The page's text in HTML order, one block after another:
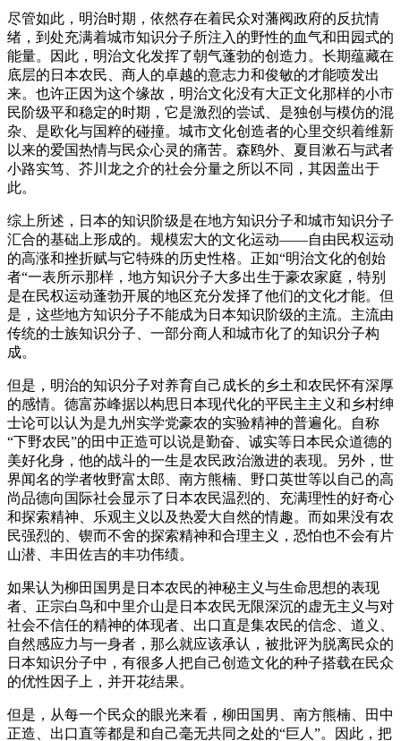
尽管如此，明治时期，依然存在着民众对藩阀政府的反抗情
绪，到处充满着城市知识分子所注入的野性的血气和田园式的
能量。因此，明治文化发挥了朝气蓬勃的创造力。长期蕴藏在
底层的日本农民、商人的卓越的意志力和俊敏的才能喷发出
来。也许正因为这个缘故，明治文化没有大正文化那样的小市
民阶级平和稳定的时期，它是激烈的尝试、是独创与模仿的混
杂、是欧化与国粹的碰撞。城市文化创造者的心里交织着维新
以来的爱国热情与民众心灵的痛苦。森鸥外、夏目漱石与武者
小路实笃、芥川龙之介的社会分量之所以不同，其因盖出于
此。
综上所述，日本的知识阶级是在地方知识分子和城市知识分子
汇合的基础上形成的。规模宏大的文化运动——自由民权运动
的高涨和挫折赋与它特殊的历史性格。正如“明治文化的创始
者“一表所示那样，地方知识分子大多出生于豪农家庭，特别
是在民权运动蓬勃开展的地区充分发择了他们的文化才能。但
是，这些地方知识分子不能成为日本知识阶级的主流。主流由
传统的士族知识分子、一部分商人和城市化了的知识分子构
成。
但是，明治的知识分子对养育自己成长的乡土和农民怀有深厚
的感情。德富苏峰据以构思日本现代化的平民主主义和乡村绅
士论可以认为是九州实学党豪农的实验精神的普遍化。自称
“下野农民”的田中正造可以说是勤奋、诚实等日本民众道德的
美好化身，他的战斗的一生是农民政治激进的表现。另外，世
界闻名的学者牧野富太郎、南方熊楠、野口英世等以自己的高
尚品德向国际社会显示了日本农民温烈的、充满理性的好奇心
和探索精神、乐观主义以及热爱大自然的情趣。而如果没有农
民强烈的、锲而不舍的探索精神和合理主义，恐怕也不会有片
山潜、丰田佐吉的丰功伟绩。
如果认为柳田国男是日本农民的神秘主义与生命思想的表现
者、正宗白鸟和中里介山是日本农民无限深沉的虚无主义与对
社会不信任的精神的体现者、出口直是集农民的信念、道义、
自然感应力与一身者，那么就应该承认，被批评为脱离民众的
日本知识分子中，有很多人把自己创造文化的种子搭载在民众
的优性因子上，并开花结果。
但是，从每一个民众的眼光来看，柳田国男、南方熊楠、田中
正造、出口直等都是和自己毫无共同之处的“巨人”。因此，把